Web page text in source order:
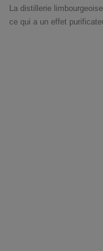
La distillerie
ce qui a un effet